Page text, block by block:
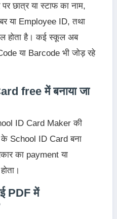
छात्र या स्टाफ का नाम,
या Employee ID, तथा
होता है। कई स्कूल अब
या Barcode भी जोड़ रहे
free में बनाया जा
ID Card Maker की
School ID Card बना
का payment या
PDF में